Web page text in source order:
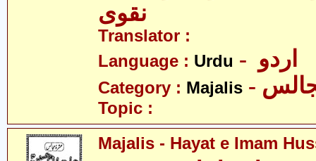
نقوی
Translator :
Language : Urdu
Category : Majalis
Topic :
Majalis - Hayat e Imam